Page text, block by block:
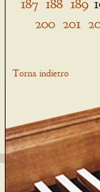
200 201
Torna indietro